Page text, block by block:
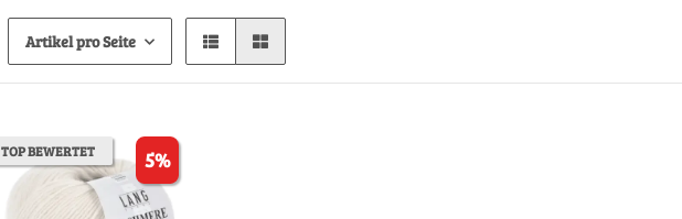
Artikel pro Seite
5%
TOP BEWERTET